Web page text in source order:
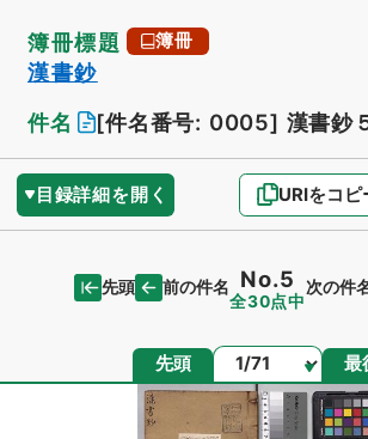
簿冊標題 簿冊
漢書鈔
件名
[件名番号: 0005] 漢書鈔
目録詳細を開く URIをコピ
先頭 前の件名 No.5
全30点中
次の件
先頭 ページ 最